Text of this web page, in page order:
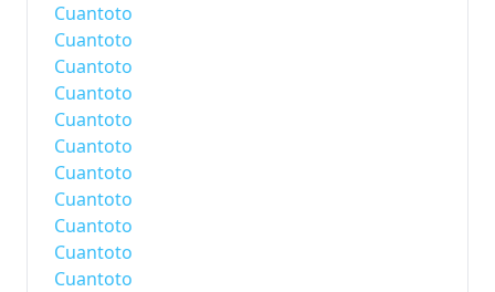
Cuantoto
Cuantoto
Cuantoto
Cuantoto
Cuantoto
Cuantoto
Cuantoto
Cuantoto
Cuantoto
Cuantoto
Cuantoto